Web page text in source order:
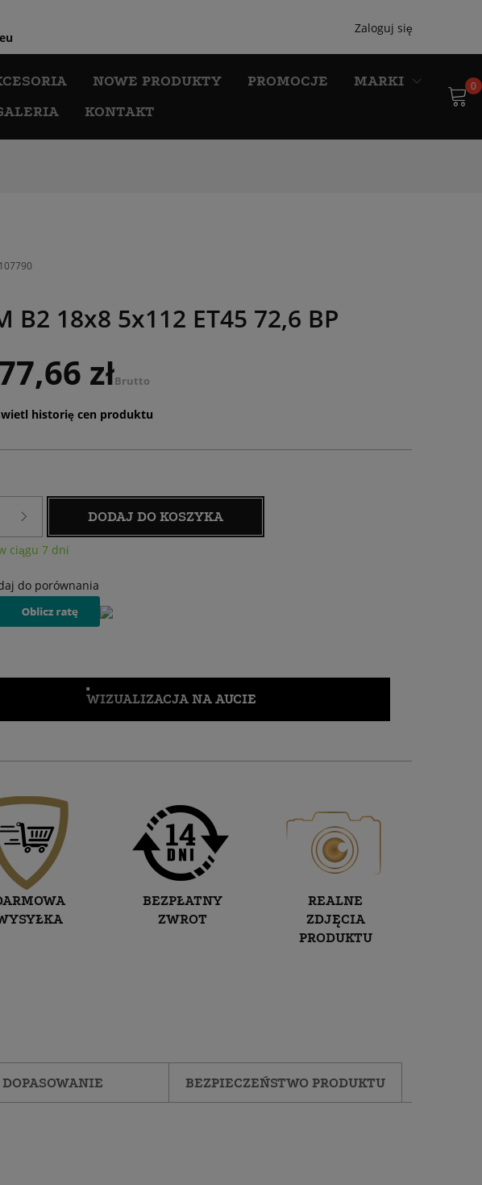
Zaloguj się
NOWE PRODUKTY PROMOCJE
MARKI
KONTAKT
0
107790
B2 18x8 5x112 ET45 72,6 BP
złBrutto
historię cen produktu
DODAJ DO KOSZYKA
ciągu 7 dni
do porównania
WIZUALIZACJA NA AUCIE
BEZPŁATNY
ZWROT
REALNE
ZDJĘCIA
PRODUKTU
DOPASOWANIE BEZPIECZEŃSTWO PRODUKTU